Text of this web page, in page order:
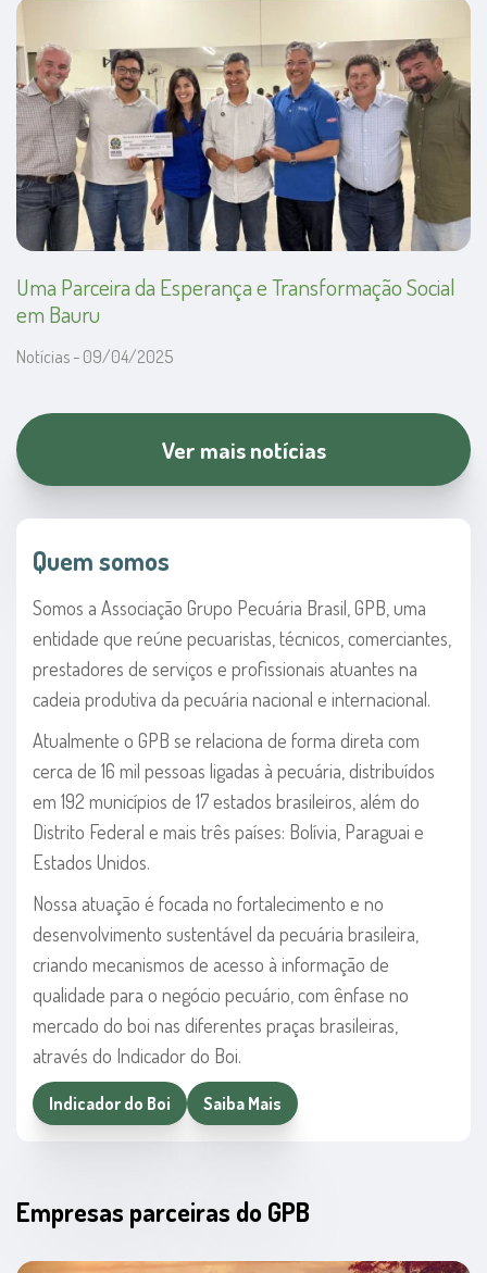
Uma Parceira da Esperança e Transformação Social
em Bauru
Notícias - 09/04/2025
Ver mais notícias
Quem somos
Somos a Associação Grupo Pecuária Brasil, GPB, uma
entidade que reúne pecuaristas, técnicos, comerciantes,
prestadores de serviços e profissionais atuantes na
cadeia produtiva da pecuária nacional e internacional.
Atualmente o GPB se relaciona de forma direta com
cerca de 16 mil pessoas ligadas à pecuária, distribuídos
em 192 municípios de 17 estados brasileiros, além do
Distrito Federal e mais três países: Bolívia, Paraguai e
Estados Unidos.
Nossa atuação é focada no fortalecimento e no
desenvolvimento sustentável da pecuária brasileira,
criando mecanismos de acesso à informação de
qualidade para o negócio pecuário, com ênfase no
mercado do boi nas diferentes praças brasileiras,
através do Indicador do Boi.
Indicador do Boi Saiba Mais
Empresas parceiras do GPB